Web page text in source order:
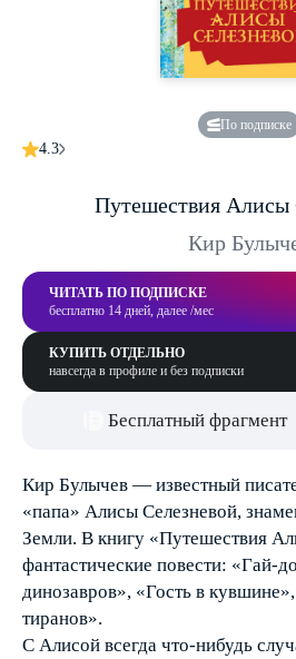
По подписке
4.3
Путешествия Алисы
Кир
ЧИТАТЬ ПО ПОДПИСКЕ
бесплатно 14 дней, далее /мес
КУПИТЬ ОТДЕЛЬНО
навсегда в профиле и без подписки
Бесплатный фрагмент
Кир Булычев — известный
«папа» Алисы Селезневой,
Земли. В книгу «Путешествия
фантастические повести: «Гай-
динозавров», «Гость в
тиранов».
С Алисой всегда что-нибудь